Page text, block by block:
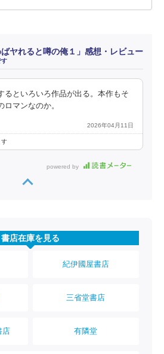
ばヤれると噂の俺１」感想・レビュー
す
るといろいろ作品が出る。本作もそ
マンなのか。
2026年04月11日
す
powered by
書店在庫を見る
紀伊國屋書店
三省堂書店
店 有隣堂